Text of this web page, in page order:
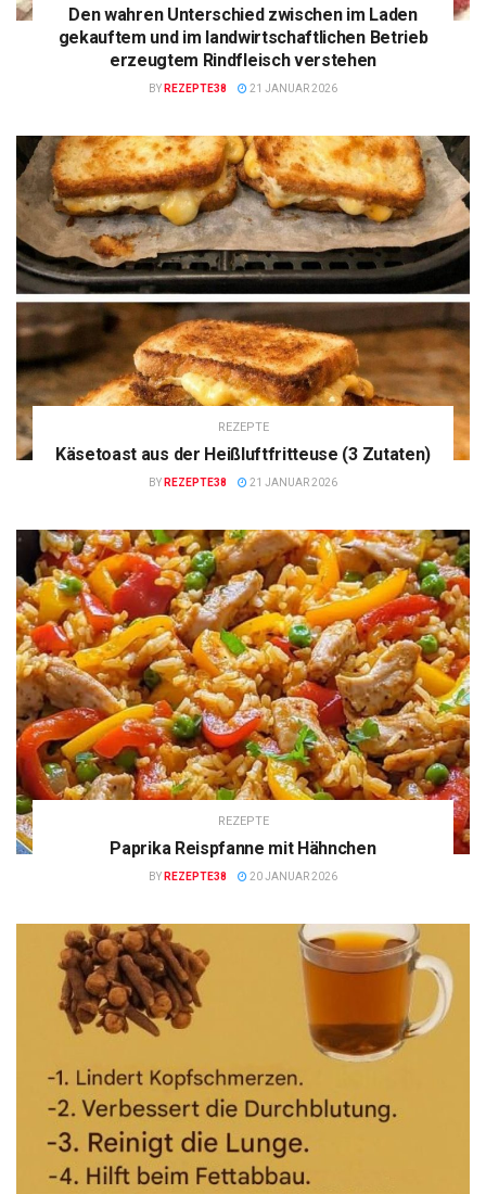
Den wahren Unterschied zwischen im Laden
gekauftem und im landwirtschaftlichen Betrieb
erzeugtem Rindfleisch verstehen
BY REZEPTE38 21 JANUAR 2026
REZEPTE
Käsetoast aus der Heißluftfritteuse (3 Zutaten)
BY REZEPTE38 21 JANUAR 2026
REZEPTE
Paprika Reispfanne mit Hähnchen
BY REZEPTE38 20 JANUAR 2026